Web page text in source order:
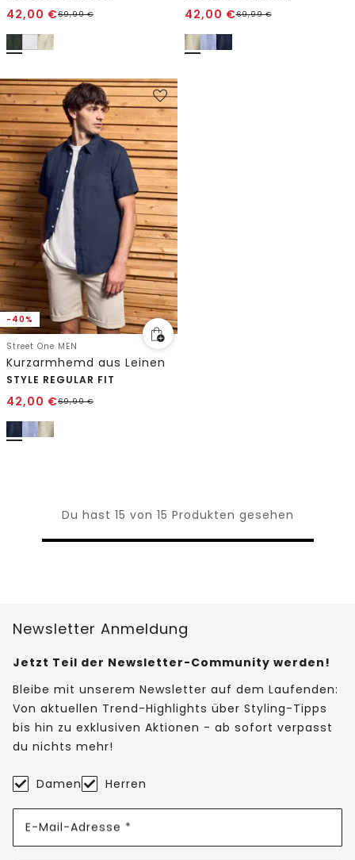
42,00 €69,99€ 42,00 €69,99€
-40%
Street One MEN
Kurzarmhemd aus Leinen
STYLE REGULAR FIT
42,00 €69,99€
Du hast 15 von 15 Produkten gesehen
Newsletter Anmeldung
Jetzt Teil der Newsletter-Community werden!
Bleibe mit unserem Newsletter auf dem Laufenden:
Von aktuellen Trend-Highlights über Styling-Tipps
bis hin zu exklusiven Aktionen - ab sofort verpasst
du nichts mehr!
Damen Herren
E-Mail-Adresse *